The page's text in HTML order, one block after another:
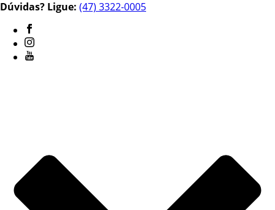
Dúvidas? Ligue: (47) 3322-0005